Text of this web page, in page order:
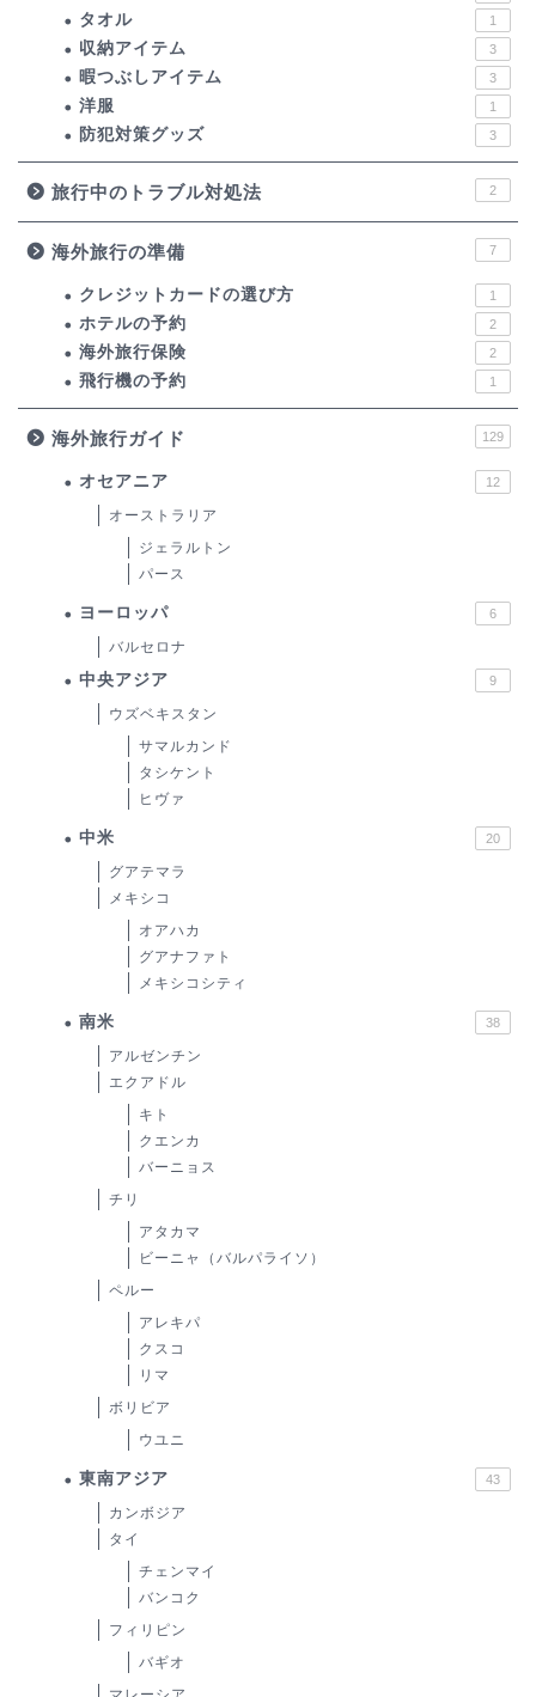
タオル 1
収納アイテム 3
暇つぶしアイテム 3
洋服 1
防犯対策グッズ 3
旅行中のトラブル対処法 2
海外旅行の準備 7
クレジットカードの選び方 1
ホテルの予約 2
海外旅行保険 2
飛行機の予約 1
海外旅行ガイド 129
オセアニア 12
オーストラリア
ジェラルトン
パース
ヨーロッパ 6
バルセロナ
中央アジア 9
ウズベキスタン
サマルカンド
タシケント
ヒヴァ
中米 20
グアテマラ
メキシコ
オアハカ
グアナファト
メキシコシティ
南米 38
アルゼンチン
エクアドル
キト
クエンカ
バーニョス
チリ
アタカマ
ビーニャ（バルパライソ）
ペルー
アレキパ
クスコ
リマ
ボリビア
ウユニ
東南アジア 43
カンボジア
タイ
チェンマイ
バンコク
フィリピン
バギオ